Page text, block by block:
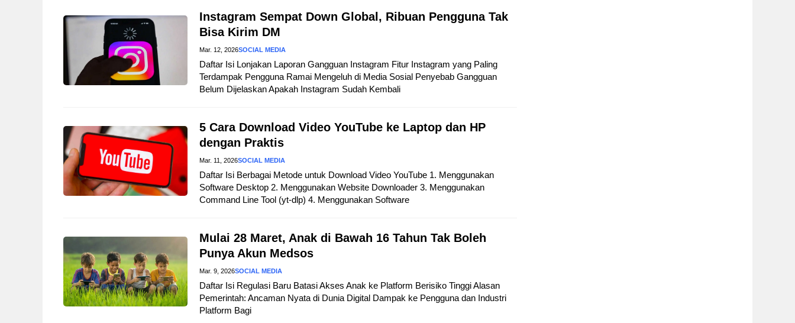
Instagram Sempat Down Global, Ribuan Pengguna Tak
Bisa Kirim DM
Mar. 12, 2026SOCIAL MEDIA
Daftar Isi Lonjakan Laporan Gangguan Instagram Fitur Instagram yang Paling
Terdampak Pengguna Ramai Mengeluh di Media Sosial Penyebab Gangguan
Belum Dijelaskan Apakah Instagram Sudah Kembali
5 Cara Download Video YouTube ke Laptop dan HP
dengan Praktis
Mar. 11, 2026SOCIAL MEDIA
Daftar Isi Berbagai Metode untuk Download Video YouTube 1. Menggunakan
Software Desktop 2. Menggunakan Website Downloader 3. Menggunakan
Command Line Tool (yt-dlp) 4. Menggunakan Software
Mulai 28 Maret, Anak di Bawah 16 Tahun Tak Boleh
Punya Akun Medsos
Mar. 9, 2026SOCIAL MEDIA
Daftar Isi Regulasi Baru Batasi Akses Anak ke Platform Berisiko Tinggi Alasan
Pemerintah: Ancaman Nyata di Dunia Digital Dampak ke Pengguna dan Industri
Platform Bagi